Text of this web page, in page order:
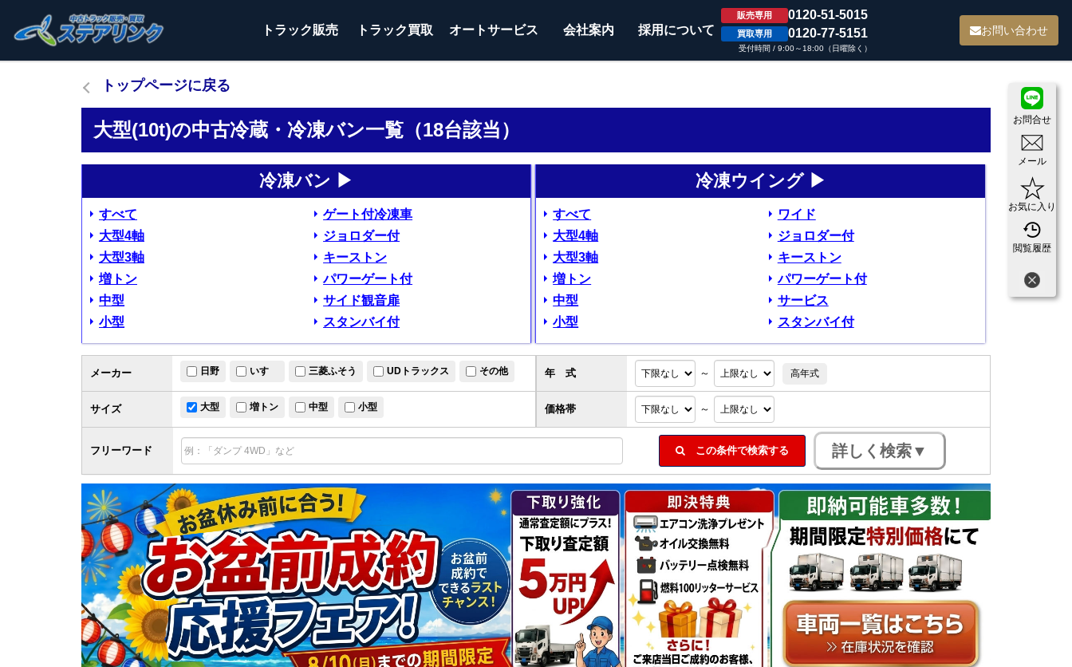
トラック販売 トラック買取 オートサービス 会社案内 採用について
販売専用 0120-51-5015
買取専用 0120-77-5151
受付時間 / 9:00～18:00（日曜除く）
お問い合わせ
お問合せ
メール
お気に入り
閲覧履歴
トップページに戻る
大型(10t)の中古冷蔵・冷凍バン一覧（18台該当）
冷凍ウイング ▶
すべて
大型4軸
大型3軸
増トン
中型
小型
ワイド
ジョロダー付
キーストン
パワーゲート付
サービス
スタンバイ付
冷凍バン ▶
すべて
大型4軸
大型3軸
増トン
中型
小型
ゲート付冷凍車
ジョロダー付
キーストン
パワーゲート付
サイド観音扉
スタンバイ付
サイズ 大型 増トン 中型 小型 価格帯 ～
フリーワード この条件で検索する
メーカー 日野 いすゞ 三菱ふそう UDトラックス その他 年 式 ～ 高年式